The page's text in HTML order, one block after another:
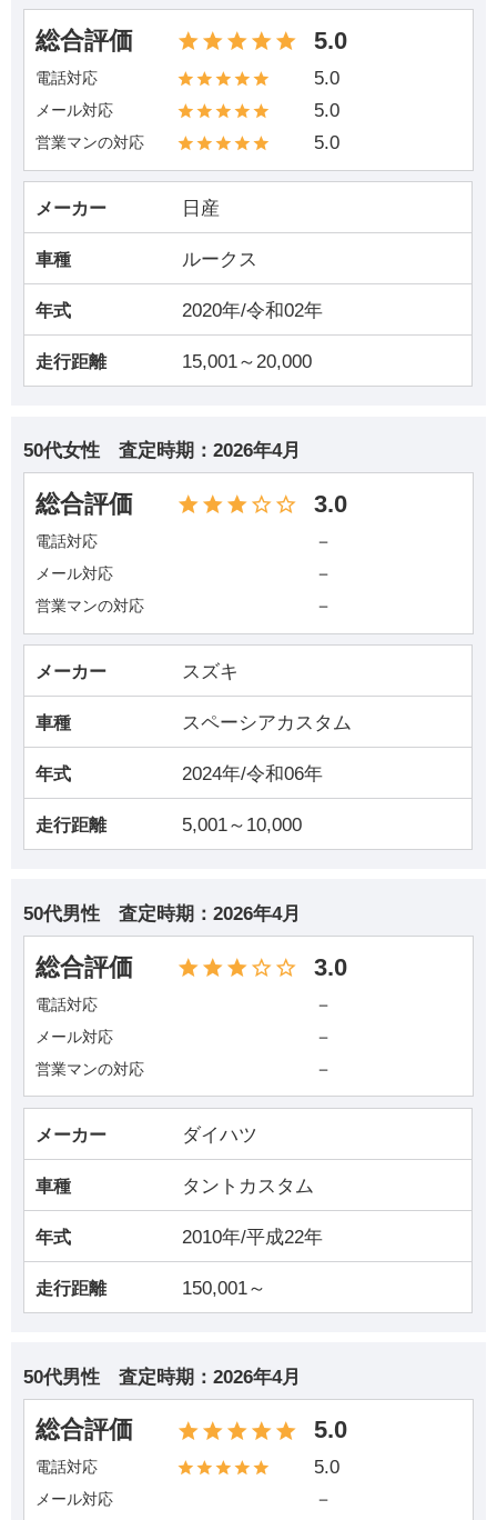
総合評価 5.0
電話対応 5.0
メール対応 5.0
営業マンの対応 5.0
メーカー 日産
車種 ルークス
年式 2020年/令和02年
走行距離 15,001～20,000
50代女性 査定時期： 2026年4月
総合評価 3.0
電話対応 －
メール対応 －
営業マンの対応 －
メーカー スズキ
車種 スペーシアカスタム
年式 2024年/令和06年
走行距離 5,001～10,000
50代男性 査定時期： 2026年4月
総合評価 3.0
電話対応 －
メール対応 －
営業マンの対応 －
メーカー ダイハツ
車種 タントカスタム
年式 2010年/平成22年
走行距離 150,001～
50代男性 査定時期： 2026年4月
総合評価 5.0
電話対応 5.0
メール対応 －